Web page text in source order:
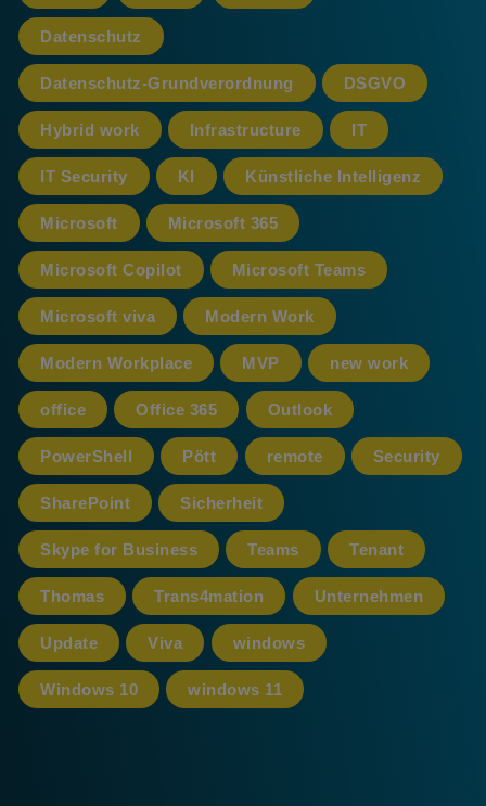
Datenschutz
Datenschutz-Grundverordnung DSGVO
Hybrid work Infrastructure IT
IT Security KI Künstliche Intelligenz
Microsoft Microsoft 365
Microsoft Copilot Microsoft Teams
Microsoft viva Modern Work
Modern Workplace MVP new work
office Office 365 Outlook
PowerShell Pött remote Security
SharePoint Sicherheit
Skype for Business Teams Tenant
Thomas Trans4mation Unternehmen
Update Viva windows
Windows 10 windows 11